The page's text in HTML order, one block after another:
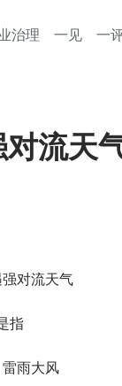
治理 一见 一
流天
对流天气
指
雨大风